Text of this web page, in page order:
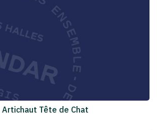
Artichaut Tête de Chat